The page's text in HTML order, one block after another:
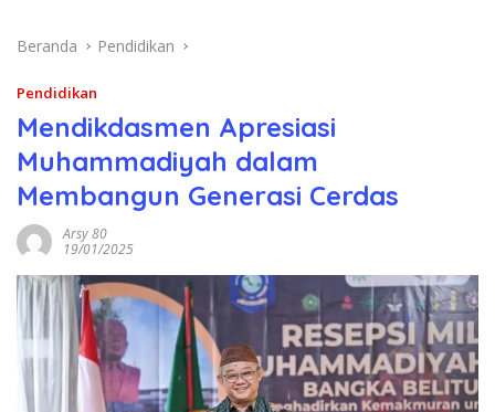
Beranda Pendidikan
Pendidikan
Mendikdasmen Apresiasi
Muhammadiyah dalam
Membangun Generasi Cerdas
Arsy 80
19/01/2025